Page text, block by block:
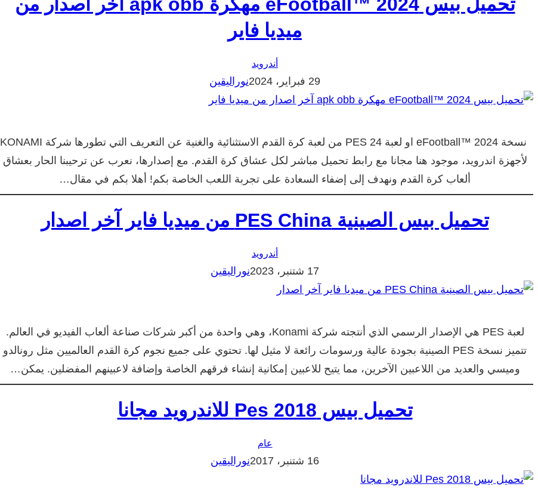
تحميل بيس eFootball™ 2024 مهكرة apk obb آخر اصدار من
ميديا فاير
أندرويد
29 فبراير، 2024 نوراليقين
نسخة eFootball™ 2024 او لعبة PES 24 من لعبة كرة القدم الاستثنائية والغنية عن التعريف التي تطورها شركة KONAMI
لأجهزة اندرويد، موجود هنا مجانا مع رابط تحميل مباشر لكل عشاق كرة القدم. مع إصدارها، نعرب عن ترحيبنا الحار بعشاق
ألعاب كرة القدم ونهدف إلى إضفاء السعادة على تجربة اللعب الخاصة بكم! أهلا بكم في مقال…
تحميل بيس الصينية PES China من ميديا فاير آخر اصدار
أندرويد
17 شتنبر، 2023 نوراليقين
لعبة PES هي الإصدار الرسمي الذي أنتجته شركة Konami، وهي واحدة من أكبر شركات صناعة ألعاب الفيديو في العالم.
تتميز نسخة PES الصينية بجودة عالية ورسومات رائعة لا مثيل لها. تحتوي على جميع نجوم كرة القدم العالميين مثل رونالدو
وميسي والعديد من اللاعبين الآخرين، مما يتيح للاعبين إمكانية إنشاء فرقهم الخاصة وإضافة لاعبينهم المفضلين. يمكن…
تحميل بيس Pes 2018 للاندرويد مجانا
عام
16 شتنبر، 2017 نوراليقين